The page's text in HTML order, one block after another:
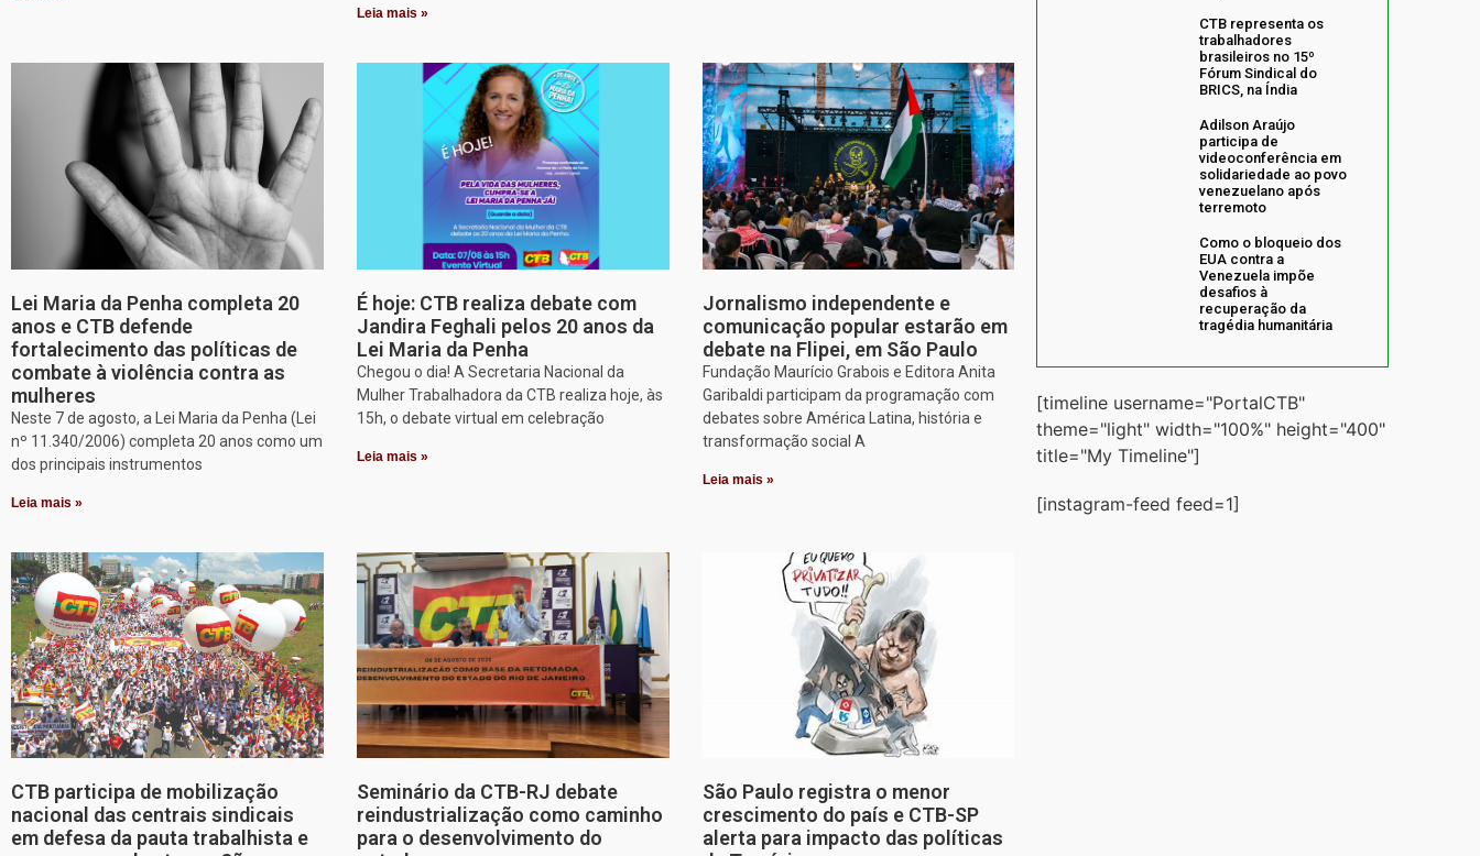
Leia mais »
Lei Maria da Penha completa 20
anos e CTB defende
fortalecimento das políticas de
combate à violência contra as
mulheres
Neste 7 de agosto, a Lei Maria da Penha (Lei
nº 11.340/2006) completa 20 anos como um
dos principais instrumentos
Leia mais »
É hoje: CTB realiza debate com
Jandira Feghali pelos 20 anos da
Lei Maria da Penha
Chegou o dia! A Secretaria Nacional da
Mulher Trabalhadora da CTB realiza hoje, às
15h, o debate virtual em celebração
Leia mais »
Jornalismo independente e
comunicação popular estarão em
debate na Flipei, em São Paulo
Fundação Maurício Grabois e Editora Anita
Garibaldi participam da programação com
debates sobre América Latina, história e
transformação social A
Leia mais »
CTB participa de mobilização
nacional das centrais sindicais
em defesa da pauta trabalhista e
Seminário da CTB-RJ debate
reindustrialização como caminho
para o desenvolvimento do
São Paulo registra o menor
crescimento do país e CTB-SP
alerta para impacto das políticas
CTB representa os
trabalhadores
brasileiros no 15º
Fórum Sindical do
BRICS, na Índia
Adilson Araújo
participa de
videoconferência em
solidariedade ao povo
venezuelano após
terremoto
Como o bloqueio dos
EUA contra a
Venezuela impõe
desafios à
recuperação da
tragédia humanitária
[timeline username="PortalCTB"
theme="light" width="100%" height="400"
title="My Timeline"]
[instagram-feed feed=1]